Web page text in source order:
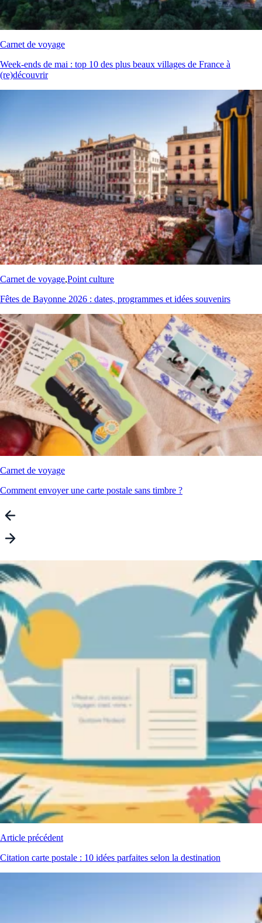
Carnet de voyage
Week‑ends de mai : top 10 des plus beaux villages de France à
(re)découvrir
Carnet de voyage,Point culture
Fêtes de Bayonne 2026 : dates, programmes et idées souvenirs
Carnet de voyage
Comment envoyer une carte postale sans timbre ?
Article précédent
Citation carte postale : 10 idées parfaites selon la destination